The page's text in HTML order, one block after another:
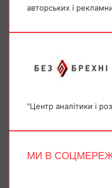
авторських і
"Центр аналітики і
МИ В